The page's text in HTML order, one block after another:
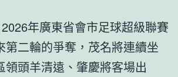
年廣東省會市足球超級聯賽
第二輪的爭奪，茂名將連續坐
領頭羊清遠、肇慶將客場出